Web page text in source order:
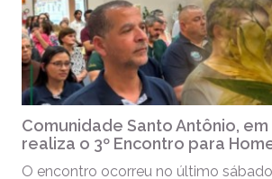
Comunidade Santo Antônio,
realiza o 3º Encontro para
O encontro ocorreu no último